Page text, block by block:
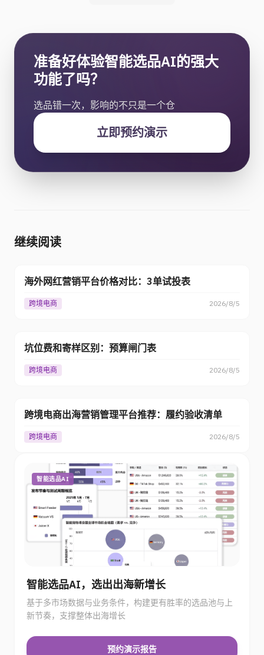
准备好体验智能选品AI的强大
功能了吗？
选品错一次，影响的不只是一个仓
立即预约演示
继续阅读
海外网红营销平台价格对比：3单试投表
跨境电商 2026/8/5
坑位费和寄样区别：预算闸门表
跨境电商 2026/8/5